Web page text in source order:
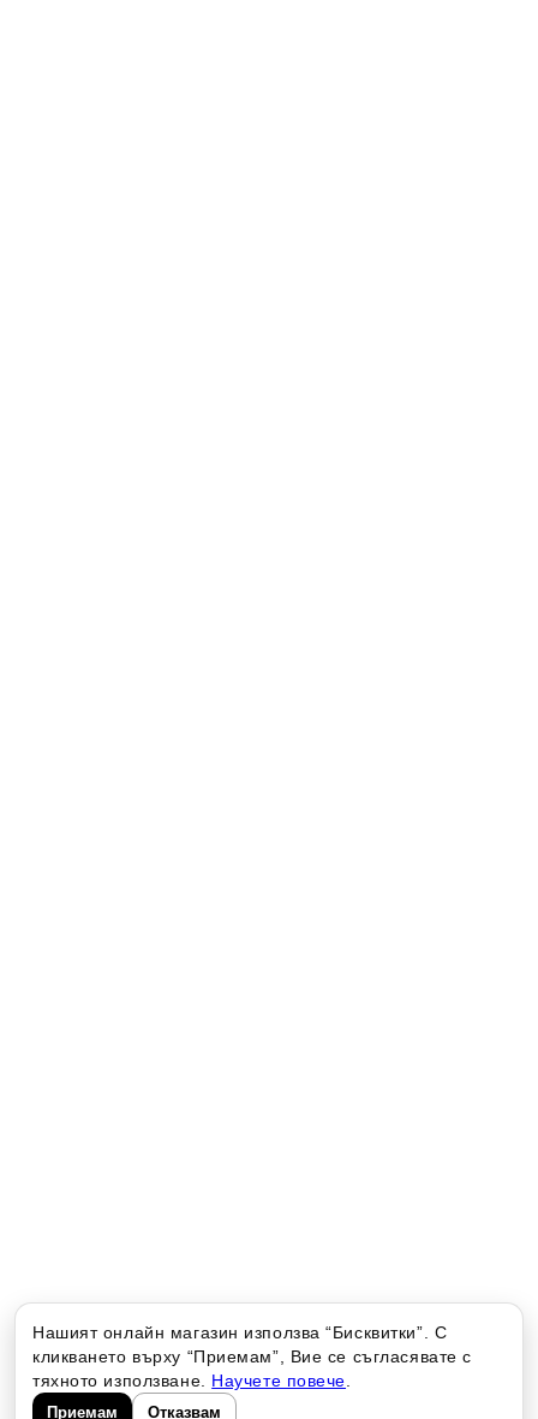
Нашият онлайн магазин използва “Бисквитки”. С
кликването върху “Приемам”, Вие се съгласявате с
тяхното използване. Научете повече
Приемам Отказвам